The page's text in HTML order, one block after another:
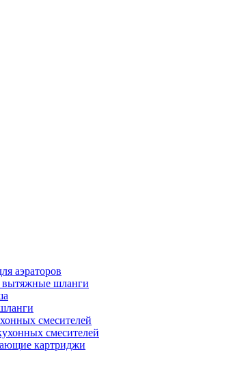
аэраторов
вытяжные шланги
смесителей
смесителей
картриджи